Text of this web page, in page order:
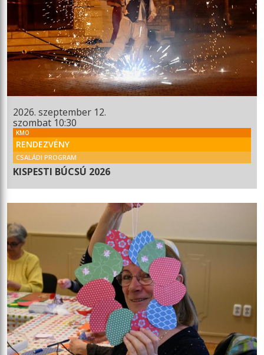
2026. szeptember 12.
szombat 10:30
KMO
RENDEZVÉNY
CSALÁDI PROGRAM
KISPESTI BÚCSÚ 2026